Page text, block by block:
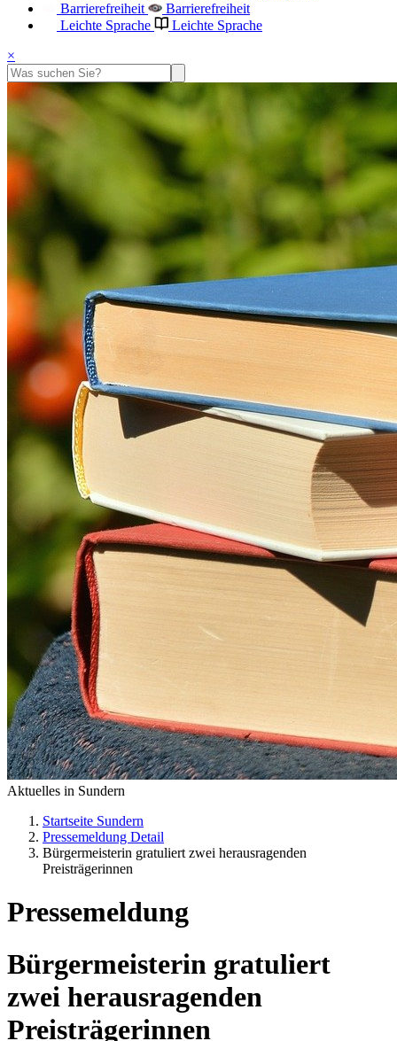
Barrierefreiheit
Barrierefreiheit
Leichte Sprache
Leichte Sprache
×
Aktuelles in Sundern
Startseite Sundern
Pressemeldung Detail
Bürgermeisterin gratuliert zwei herausragenden
Preisträgerinnen
Pressemeldung
Bürgermeisterin gratuliert
zwei herausragenden
Preisträgerinnen